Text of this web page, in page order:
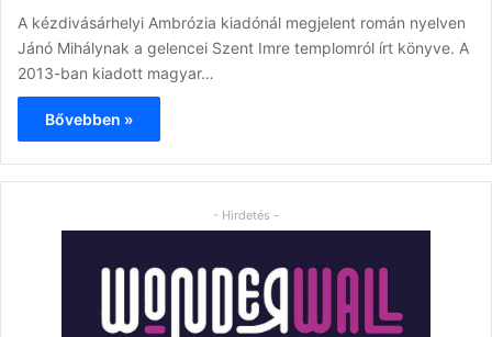
A kézdivásárhelyi Ambrózia kiadónál megjelent román nyelven
Jánó Mihálynak a gelencei Szent Imre templomról írt könyve. A
2013-ban kiadott magyar…
Bővebben »
- Hirdetés -